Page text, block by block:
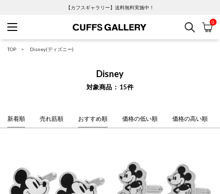
【カフスギャラリー】送料無料実施中！
Cuffs Gallery
検索 カ
0
TOP Disney(ディズニー)
Disney
対象商品 15件
新着順 売れ筋順 おすすめ順 価格の低い順 価格の高い順